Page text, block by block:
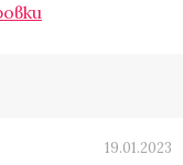
19.01.2023